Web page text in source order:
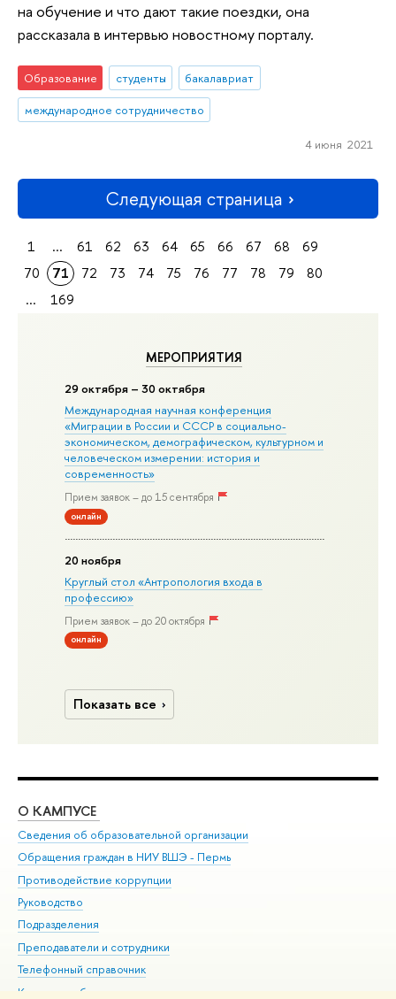
МЕРОПРИЯТИЯ
29 октября – 30 октября
Международная научная конференция
«Миграции в Росcии и СССР в социально-
экономическом, демографическом, культурном и
человеческом измерении: история и
современность»
Прием заявок – до 15 сентября
онлайн
20 ноября
Круглый стол «Антропология входа в
профессию»
Прием заявок – до 20 октября
онлайн
Показать все
на обучение и что дают такие поездки, она
рассказала в интервью новостному порталу.
Образование студенты
бакалавриат
международное сотрудничество
4 июня 2021
Следующая страница
1 ... 61 62 63 64 65 66 67 68
69
70
71 72 73 74 75 76 77 78 79
80
...
169
О КАМПУСЕ
Сведения об образовательной организации
Обращения граждан в НИУ ВШЭ - Пермь
Противодействие коррупции
Руководство
Подразделения
Преподаватели и сотрудники
Телефонный справочник
Корпуса и общежития